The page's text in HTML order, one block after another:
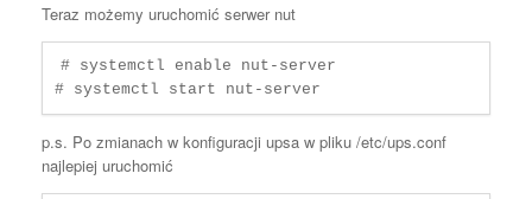
Teraz możemy uruchomić serwer nut
# systemctl enable nut-server
# systemctl start nut-server
p.s. Po zmianach w konfiguracji upsa w pliku /etc/ups.conf
najlepiej uruchomić